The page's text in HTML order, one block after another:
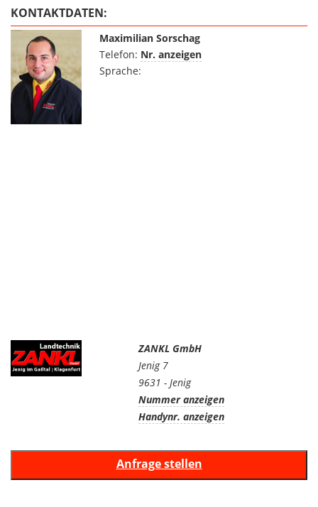
KONTAKTDATEN:
Maximilian Sorschag
Telefon: Nr. anzeigen
Sprache:
ZANKL GmbH
Jenig 7
9631 - Jenig
Nummer anzeigen
Handynr. anzeigen